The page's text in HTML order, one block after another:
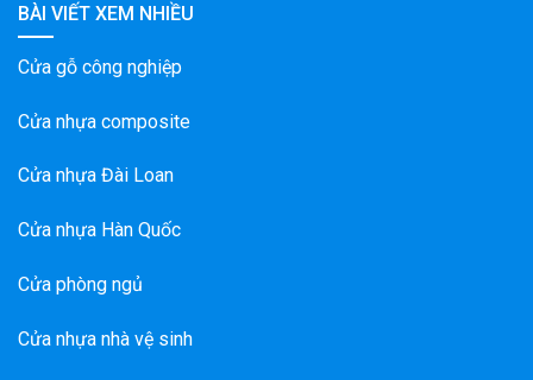
BÀI VIẾT XEM NHIỀU
Cửa gỗ công nghiệp
Cửa nhựa composite
Cửa nhựa Đài Loan
Cửa nhựa Hàn Quốc
Cửa phòng ngủ
Cửa nhựa nhà vệ sinh